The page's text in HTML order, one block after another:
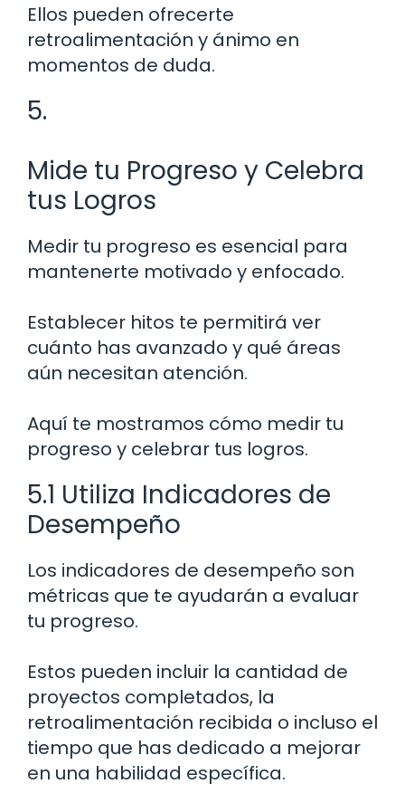
Ellos pueden ofrecerte
retroalimentación y ánimo en
momentos de duda.
5.
Mide tu Progreso y Celebra
tus Logros
Medir tu progreso es esencial para
mantenerte motivado y enfocado.
Establecer hitos te permitirá ver
cuánto has avanzado y qué áreas
aún necesitan atención.
Aquí te mostramos cómo medir tu
progreso y celebrar tus logros.
5.1 Utiliza Indicadores de
Desempeño
Los indicadores de desempeño son
métricas que te ayudarán a evaluar
tu progreso.
Estos pueden incluir la cantidad de
proyectos completados, la
retroalimentación recibida o incluso el
tiempo que has dedicado a mejorar
en una habilidad específica.